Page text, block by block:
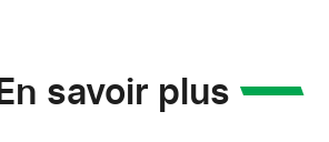
En savoir plus